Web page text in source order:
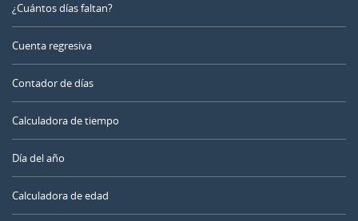
¿Cuántos días faltan?
Cuenta regresiva
Contador de días
Calculadora de tiempo
Día del año
Calculadora de edad